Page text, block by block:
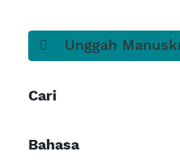
Unggah
Cari
Bahasa